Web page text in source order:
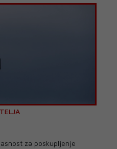
za poskupljenje